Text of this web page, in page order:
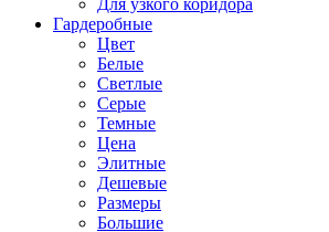
Для узкого коридора
Гардеробные
Цвет
Белые
Светлые
Серые
Темные
Цена
Элитные
Дешевые
Размеры
Большие